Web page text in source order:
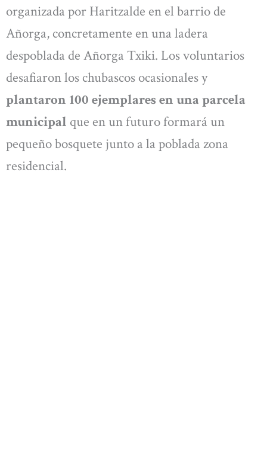
organizada por Haritzalde en el barrio de
Añorga, concretamente en una ladera
despoblada de Añorga Txiki. Los voluntarios
desafiaron los chubascos ocasionales y
plantaron 100 ejemplares en una parcela
municipal que en un futuro formará un
pequeño bosquete junto a la poblada zona
residencial.